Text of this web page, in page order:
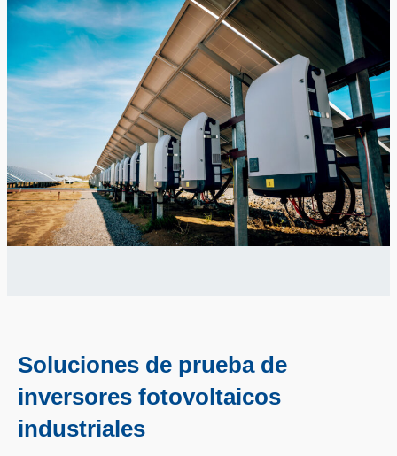
Soluciones de prueba de
inversores fotovoltaicos
industriales